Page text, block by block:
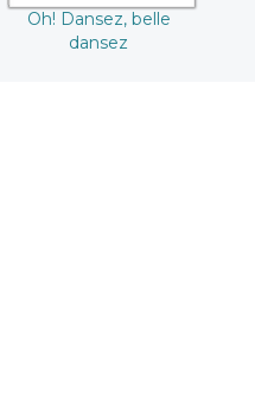
Oh! Dansez, belle
dansez